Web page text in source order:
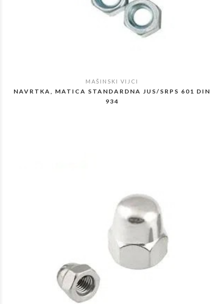
POGLEDAJ
MAŠINSKI VIJCI
NAVRTKA, MATICA STANDARDNA JUS/SRPS 601 DIN
934